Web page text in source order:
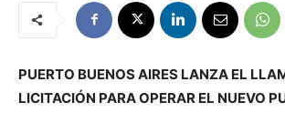
PUERTO BUENOS AIRES LANZA EL
LICITACIÓN PARA OPERAR EL NUEVO